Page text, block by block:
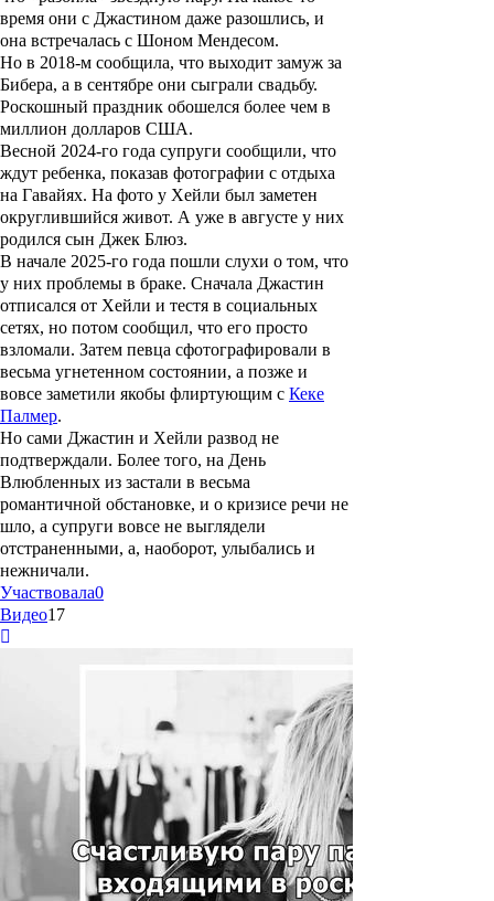
время они с Джастином даже разошлись, и
она встречалась с Шоном Мендесом.
Но в 2018-м сообщила, что выходит замуж за
Бибера, а в сентябре они сыграли свадьбу.
Роскошный праздник обошелся более чем в
миллион долларов США.
Весной 2024-го года супруги сообщили, что
ждут ребенка, показав фотографии с отдыха
на Гавайях. На фото у Хейли был заметен
округлившийся живот. А уже в августе у них
родился сын Джек Блюз.
В начале 2025-го года пошли слухи о том, что
у них проблемы в браке. Сначала Джастин
отписался от Хейли и тестя в социальных
сетях, но потом сообщил, что его просто
взломали. Затем певца сфотографировали в
весьма угнетенном состоянии, а позже и
вовсе заметили якобы флиртующим с Кеке
Палмер.
Но сами Джастин и Хейли развод не
подтверждали. Более того, на День
Влюбленных из застали в весьма
романтичной обстановке, и о кризисе речи не
шло, а супруги вовсе не выглядели
отстраненными, а, наоборот, улыбались и
нежничали.
Участвовала0
Видео17